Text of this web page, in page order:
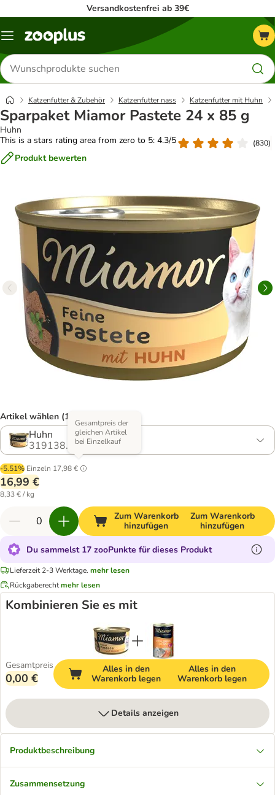
Versandkostenfrei ab 39€
Menü
Produkte
suchen
Katzenfutter & Zubehör Katzenfutter nass Katzenfutter mit Huhn
Sparpaket Miamor Pastete 24 x 85 g
Huhn
This is a stars rating area from zero to 5: 4.3/5
(830)
Produkt bewerten
Artikel wählen (16 Varianten)
Huhn
319138.28
-5.51% Einzeln 17,98 €
Gesamtpreis der
gleichen Artikel
bei Einzelkauf
16,99 €
8,33 € / kg
Zum Warenkorb
hinzufügen
Zum Warenkorb
hinzufügen
Du sammelst 17 zooPunkte für dieses Produkt
Lieferzeit 2-3 Werktage. mehr lesen
Rückgaberechtmehr lesen
Kombinieren Sie es mit
Gesamtpreis
0,00 €
Alles in den
Warenkorb legen
Alles in den
Warenkorb legen
Details anzeigen
Produktbeschreibung
Zusammensetzung